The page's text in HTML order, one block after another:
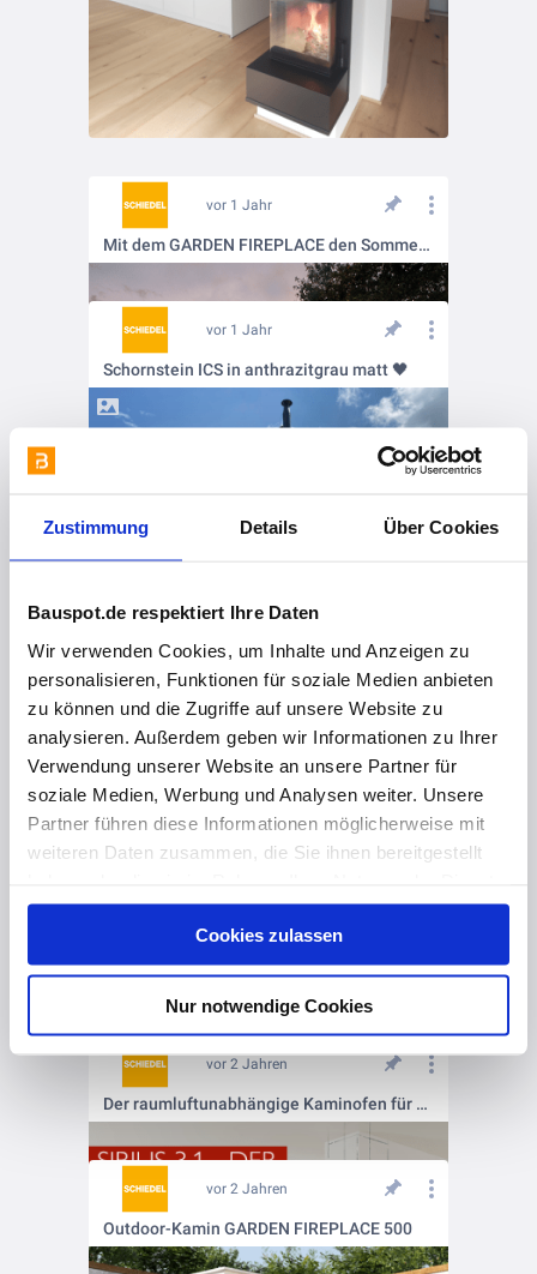
Zustimmung Details Über Cookies
Bauspot.de respektiert Ihre Daten
Wir verwenden Cookies, um Inhalte und Anzeigen zu
personalisieren, Funktionen für soziale Medien anbieten
zu können und die Zugriffe auf unsere Website zu
analysieren. Außerdem geben wir Informationen zu Ihrer
Verwendung unserer Website an unsere Partner für
soziale Medien, Werbung und Analysen weiter. Unsere
Partner führen diese Informationen möglicherweise mit
weiteren Daten zusammen, die Sie ihnen bereitgestellt
gesammelt haben. Hier finden Sie Informationen zum
und unserImpressum.
Cookies zulassen
Nur notwendige Cookies
vor 1 Jahr
Mit dem GARDEN FIREPLACE den Sommer genießen!
vor 1 Jahr
Schornstein ICS in anthrazitgrau matt 🖤
vor 1 Jahr
Höchste Designqualität und Funktionalität – das ganze Jahr über!
vor 2 Jahren
Schiedel auf Sylt 💛
vor 2 Jahren
Der raumluftunabhängige Kaminofen für den modernen Hausbau. 🔥
vor 2 Jahren
Outdoor-Kamin GARDEN FIREPLACE 500